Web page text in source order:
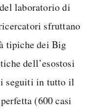
laboratorio di
sfruttano
tipiche dei Big
dell’esostosi
seguiti in tutto il
(600 casi